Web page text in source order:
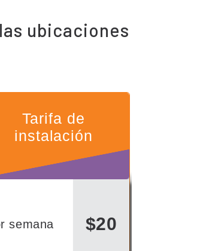
ubicaciones
Tarifa de
instalación
semana $20